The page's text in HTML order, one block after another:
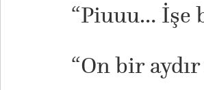
“Piuuu… İşe
“On bir